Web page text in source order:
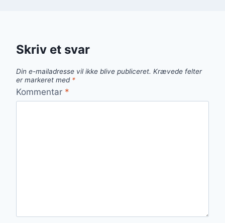
Skriv et svar
Din e-mailadresse vil ikke blive publiceret. Krævede felter
er markeret med *
Kommentar *